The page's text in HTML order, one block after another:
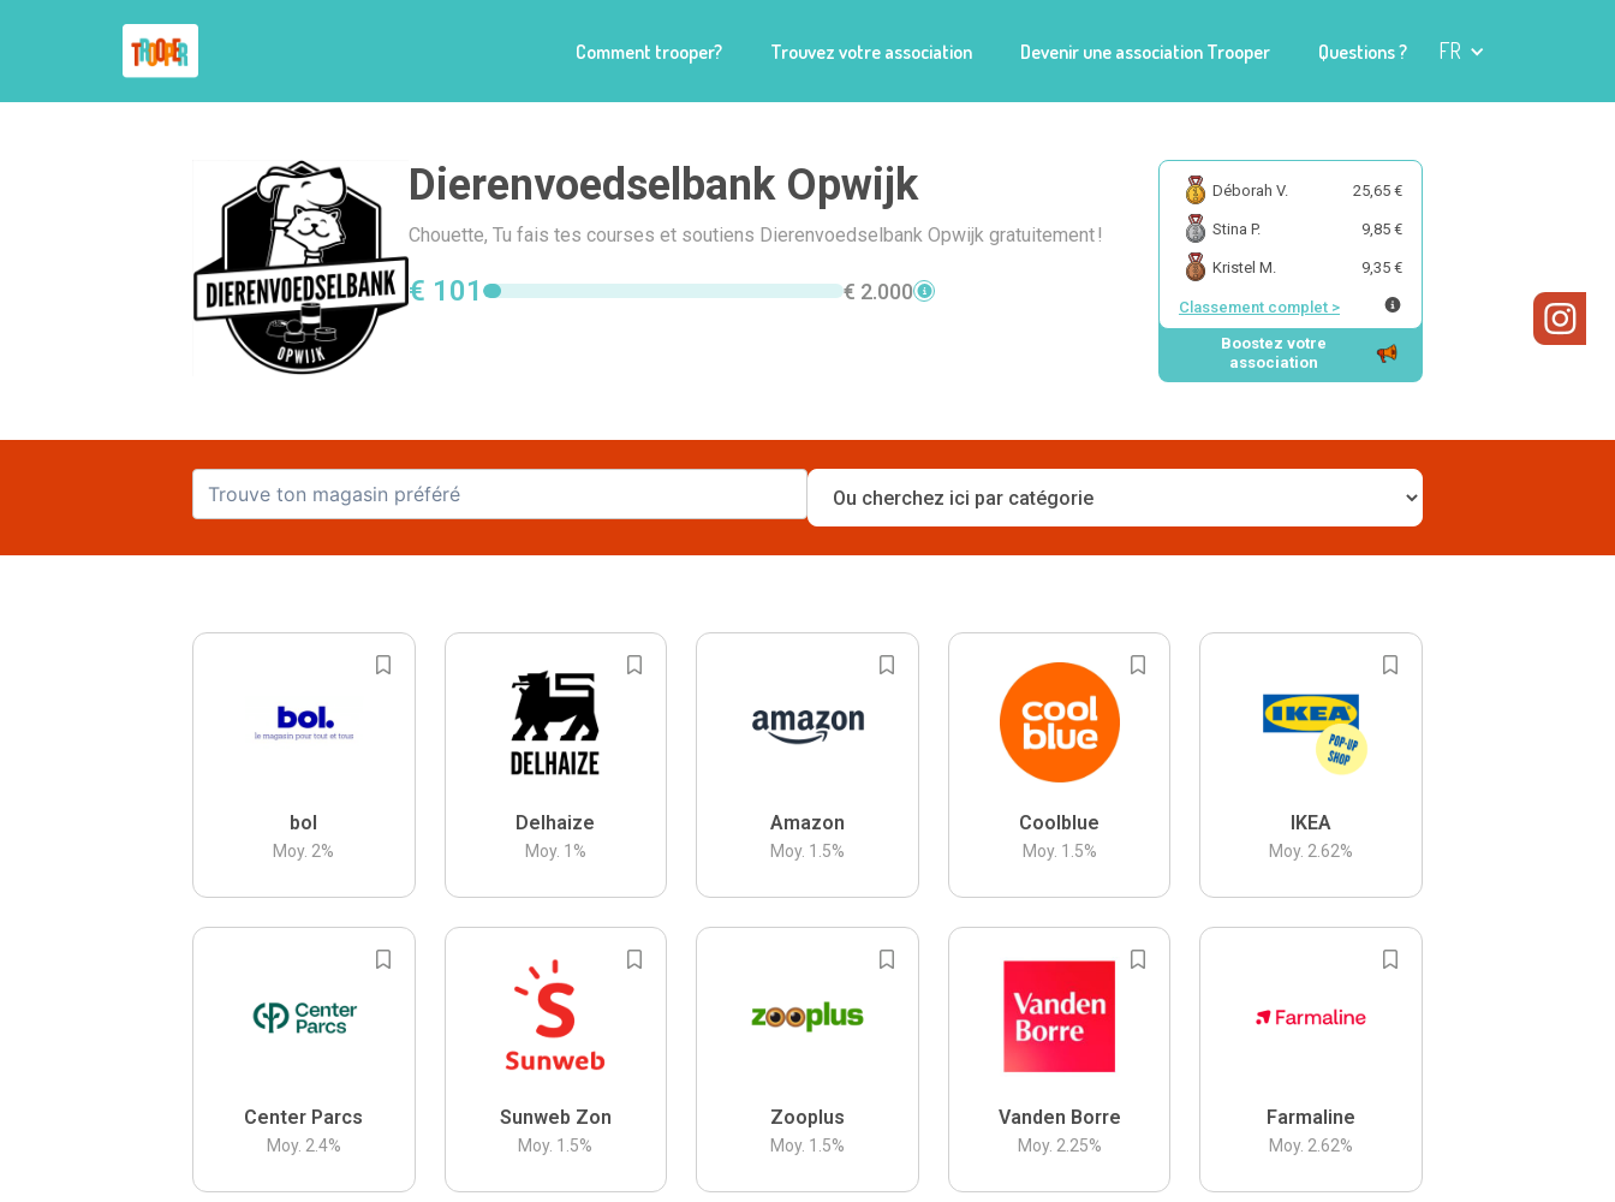
Comment trooper? Trouvez votre association Devenir une association Trooper Questions ? FR
Dierenvoedselbank Opwijk
Chouette, Tu fais tes courses et soutiens Dierenvoedselbank Opwijk gratuitement !
€ 101 € 2.000
Déborah V. 25,65 €
Stina P. 9,85 €
Kristel M. 9,35 €
Classement complet >
Boostez votre
association
bol
Moy. 2%
Delhaize
Moy. 1 %
Amazon
Moy. 1.5%
Coolblue
Moy. 1.5%
IKEA
Moy. 2.62%
Center Parcs
Moy. 2.4%
Sunweb Zon
Moy. 1.5%
Zooplus
Moy. 1.5%
Vanden Borre
Moy. 2.25%
Farmaline
Moy. 2.62%